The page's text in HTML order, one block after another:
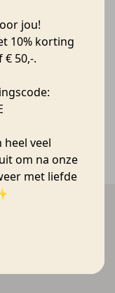
jou!
10% korting
50,-.
veel
om na onze
met liefde
🚚